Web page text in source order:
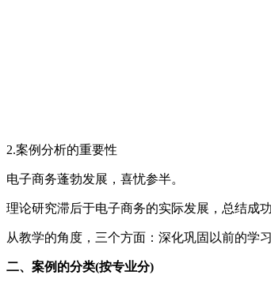
2.案例分析的重要性
电子商务蓬勃发展，喜忧参半。
理论研究滞后于电子商务的实际发展，总结成
从教学的角度，三个方面：深化巩固以前的学
二、案例的分类(按专业分)